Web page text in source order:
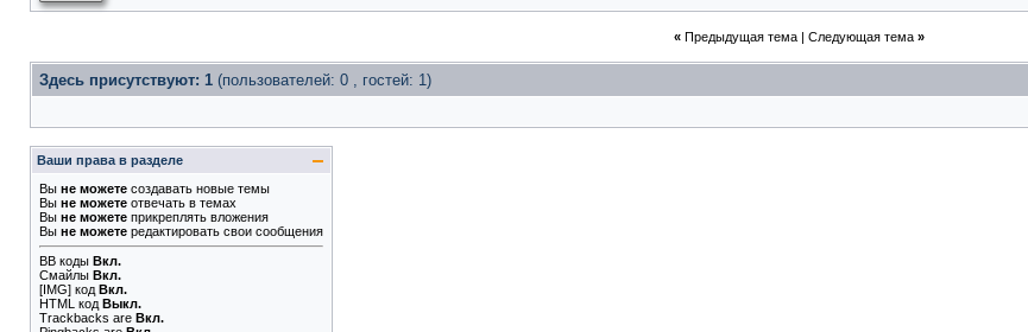
« Предыдущая тема| Следующая тема »
Здесь присутствуют: 1 (пользователей: 0 , гостей: 1)
Ваши права в разделе
Вы не можете создавать новые темы
Вы не можете отвечать в темах
Вы не можете прикреплять вложения
Вы не можете редактировать свои сообщения
BB коды Вкл.
Смайлы Вкл.
[IMG] код Вкл.
HTML код Выкл.
Trackbacks are Вкл.